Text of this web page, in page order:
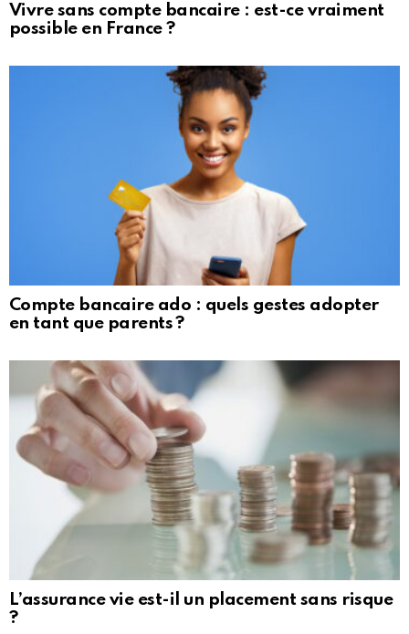
Vivre sans compte bancaire : est-ce vraiment
possible en France ?
Compte bancaire ado : quels gestes adopter
en tant que parents ?
L’assurance vie est-il un placement sans risque
?